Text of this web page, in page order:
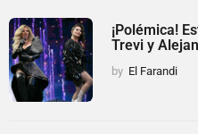
¡Polémica!
Trevi y
by El Farandi